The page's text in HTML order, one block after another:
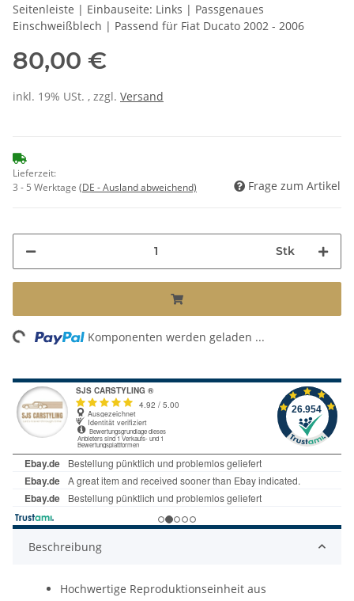
Seitenleiste | Einbauseite: Links | Passgenaues
Einschweißblech | Passend für Fiat Ducato 2002 - 2006
80,00 €
inkl. 19% USt. , zzgl. Versand
Lieferzeit:
3 - 5 Werktage (DE - Ausland abweichend) Frage zum Artikel
Stk
Komponenten werden geladen ...
Beschreibung
Hochwertige Reproduktionseinheit aus